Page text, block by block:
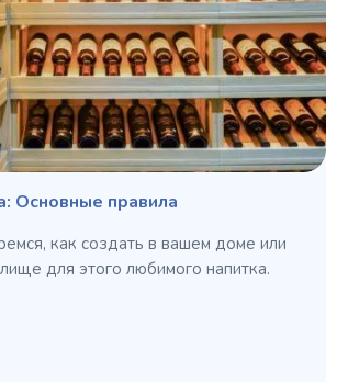
Основные правила
как создать в вашем доме или
для этого любимого напитка.